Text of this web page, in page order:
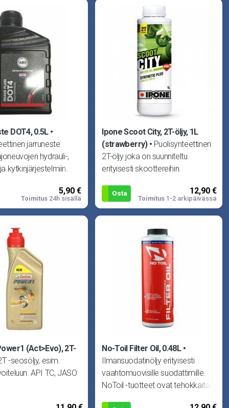
DOT4, 0.5L
jarruneste
hydrauli-,
kytkinjärjestelmiin.
5,90 €
Toimitus 24h sisällä
Ipone Scoot City, 2T-öljy, 1L
(strawberry)
Puolisynteettinen
2T-öljy joka on suunniteltu
erityisesti skoottereihin.
karstoittumista. Ja p
Osta 12,90 €
Toimitus1-2 arkipäivässä
(Act>Evo), 2T-
-seosöljy, esim.
API TC, JASO
No-Toil Filter Oil, 0.48L
Ilmansuodatinöljy erityisesti
vaahtomuovisille suodattimille.
NoToil -tuotteet ovat tehokkaita,